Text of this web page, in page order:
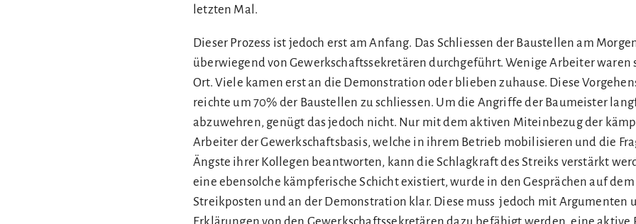
letzten Mal.
Dieser Prozess ist jedoch erst am Anfang. Das Schliessen der Baustellen am
überwiegend von Gewerkschaftssekretären durchgeführt. Wenige Arbeiter waren
Ort. Viele kamen erst an die Demonstration oder blieben zuhause. Diese
reichte um 70% der Baustellen zu schliessen. Um die Angriffe der Baumeister
abzuwehren, genügt das jedoch nicht. Nur mit dem aktiven Miteinbezug der
Arbeiter der Gewerkschaftsbasis, welche in ihrem Betrieb mobilisieren und die
Ängste ihrer Kollegen beantworten, kann die Schlagkraft des Streiks verstärkt
eine ebensolche kämpferische Schicht existiert, wurde in den Gesprächen auf dem
Streikposten und an der Demonstration klar. Diese muss jedoch mit Argumenten
Erklärungen von den Gewerkschaftssekretären dazu befähigt werden, eine aktive